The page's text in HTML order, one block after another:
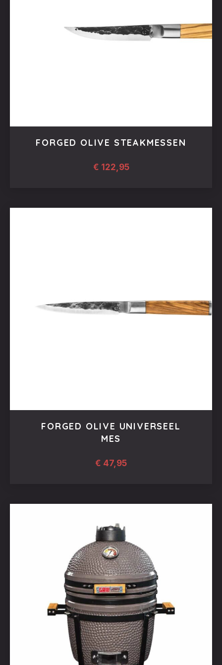
FORGED OLIVE STEAKMESSEN
€ 122,95
FORGED OLIVE UNIVERSEEL
MES
€ 47,95